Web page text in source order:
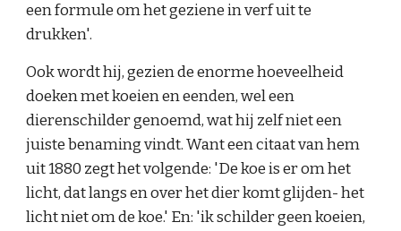
een formule om het geziene in verf uit te
drukken'.
Ook wordt hij, gezien de enorme hoeveelheid
doeken met koeien en eenden, wel een
dierenschilder genoemd, wat hij zelf niet een
juiste benaming vindt. Want een citaat van hem
uit 1880 zegt het volgende: 'De koe is er om het
licht, dat langs en over het dier komt glijden- het
licht niet om de koe.' En: 'ik schilder geen koeien,